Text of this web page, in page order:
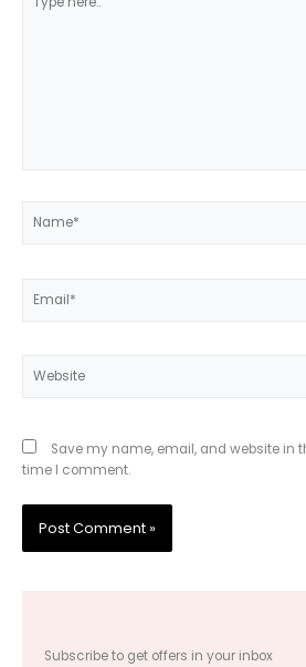
here..
Save my name, email, and website in
time I comment.
Subscribe to get offers in your inbox